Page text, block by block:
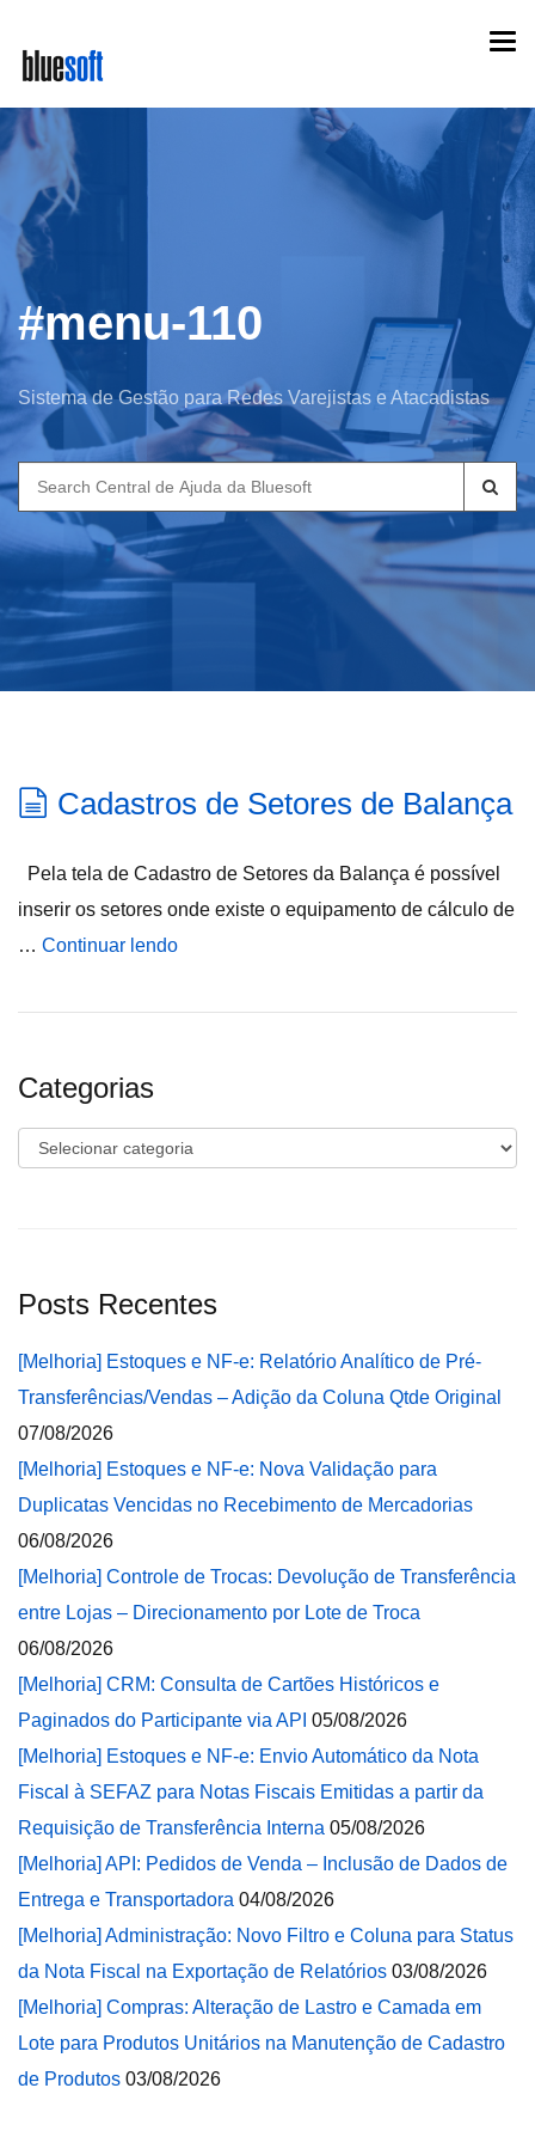
main
content
#menu-110
Sistema de Gestão para Redes Varejistas e Atacadistas
Search
for:
Cadastros de Setores de Balança
Pela tela de Cadastro de Setores da Balança é possível
inserir os setores onde existe o equipamento de cálculo de
… Continuar lendo
Categorias
Categorias
Posts Recentes
[Melhoria] Estoques e NF-e: Relatório Analítico de Pré-
Transferências/Vendas – Adição da Coluna Qtde Original
07/08/2026
[Melhoria] Estoques e NF-e: Nova Validação para
Duplicatas Vencidas no Recebimento de Mercadorias
06/08/2026
[Melhoria] Controle de Trocas: Devolução de Transferência
entre Lojas – Direcionamento por Lote de Troca
06/08/2026
[Melhoria] CRM: Consulta de Cartões Históricos e
Paginados do Participante via API 05/08/2026
[Melhoria] Estoques e NF-e: Envio Automático da Nota
Fiscal à SEFAZ para Notas Fiscais Emitidas a partir da
Requisição de Transferência Interna 05/08/2026
[Melhoria] API: Pedidos de Venda – Inclusão de Dados de
Entrega e Transportadora 04/08/2026
[Melhoria] Administração: Novo Filtro e Coluna para Status
da Nota Fiscal na Exportação de Relatórios 03/08/2026
[Melhoria] Compras: Alteração de Lastro e Camada em
Lote para Produtos Unitários na Manutenção de Cadastro
de Produtos 03/08/2026